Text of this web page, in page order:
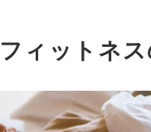
フィットネ